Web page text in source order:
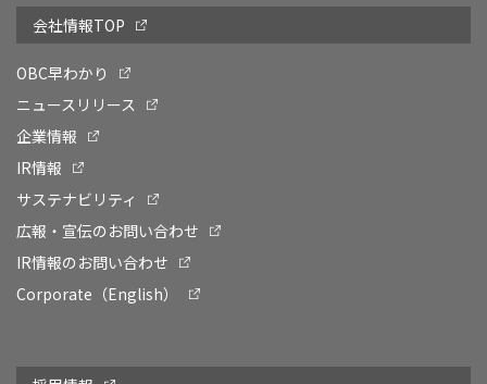
会社情報TOP
OBC早わかり
ニュースリリース
企業情報
IR情報
サステナビリティ
広報・宣伝のお問い合わせ
IR情報のお問い合わせ
Corporate（English）